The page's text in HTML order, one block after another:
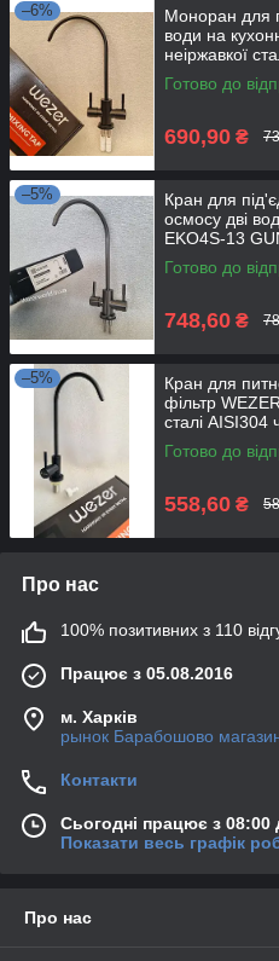
–6%
Моноран для
води на
неіржавкої
Готово до
690,90 ₴
–5%
Кран для
осмосу дві
EKO4S-13
Готово до
748,60 ₴
–5%
Кран для
фільтр
сталі AISI304
Готово до
558,60 ₴
Про нас
100% позитивних з 110
Працює з 05.08.2016
м. Харків
рынок Барабошово
Контакти
Сьогодні працює з 08:00
Показати весь графік
Про нас